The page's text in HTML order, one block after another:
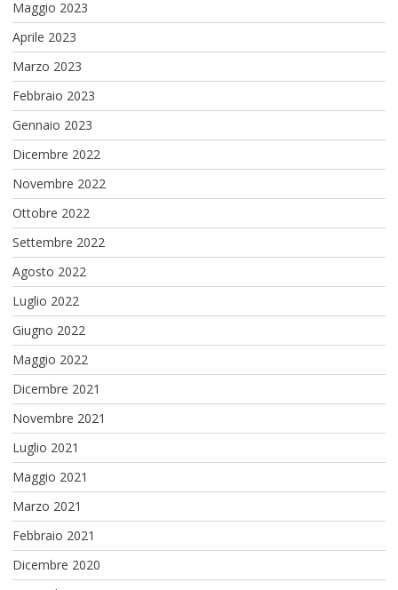
Maggio 2023
Aprile 2023
Marzo 2023
Febbraio 2023
Gennaio 2023
Dicembre 2022
Novembre 2022
Ottobre 2022
Settembre 2022
Agosto 2022
Luglio 2022
Giugno 2022
Maggio 2022
Dicembre 2021
Novembre 2021
Luglio 2021
Maggio 2021
Marzo 2021
Febbraio 2021
Dicembre 2020